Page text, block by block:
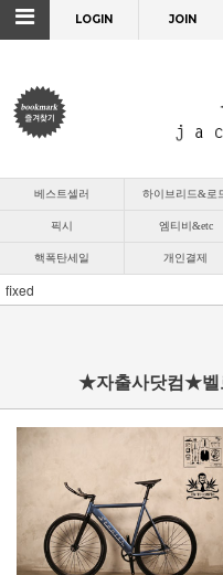
LOGIN JOIN
베스트셀러 하이브리드&로
픽시 엠티비&etc
핵폭탄세일 개인결제
fixed
★자출사닷컴★벨